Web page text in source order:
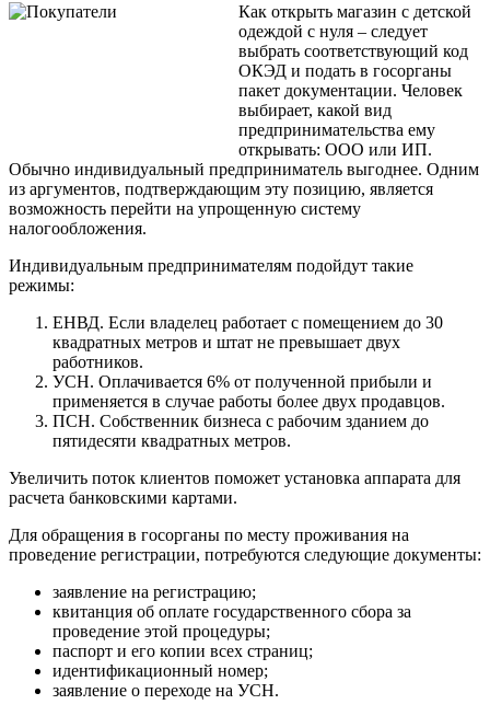
Как открыть магазин с детской
одеждой с нуля – следует
выбрать соответствующий код
ОКЭД и подать в госорганы
пакет документации. Человек
выбирает, какой вид
предпринимательства ему
открывать: ООО или ИП.
Обычно индивидуальный предприниматель выгоднее. Одним
из аргументов, подтверждающим эту позицию, является
возможность перейти на упрощенную систему
налогообложения.
Индивидуальным предпринимателям подойдут такие
режимы:
ЕНВД. Если владелец работает с помещением до 30
квадратных метров и штат не превышает двух
работников.
УСН. Оплачивается 6% от полученной прибыли и
применяется в случае работы более двух продавцов.
ПСН. Собственник бизнеса с рабочим зданием до
пятидесяти квадратных метров.
Увеличить поток клиентов поможет установка аппарата для
расчета банковскими картами.
Для обращения в госорганы по месту проживания на
проведение регистрации, потребуются следующие документы:
заявление на регистрацию;
квитанция об оплате государственного сбора за
проведение этой процедуры;
паспорт и его копии всех страниц;
идентификационный номер;
заявление о переходе на УСН.